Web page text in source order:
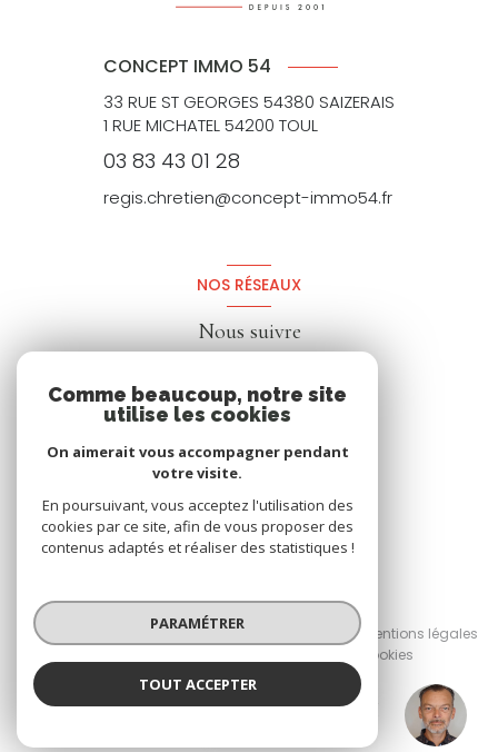
Cédric BERRANGER
CONCEPT IMMO 54
33 RUE ST GEORGES 54380 SAIZERAIS
1 RUE MICHATEL 54200 TOUL
03 83 43 01 28
regis.chretien@concept-immo54.fr
NOS RÉSEAUX
Nous suivre
© 2026 | Tous droits réservés
Nos honoraires
Nos partenaires
Mentions légales
Cookies
Comme beaucoup, notre site
utilise les cookies
On aimerait vous accompagner pendant
votre visite.
En poursuivant, vous acceptez l'utilisation des
cookies par ce site, afin de vous proposer des
contenus adaptés et réaliser des statistiques !
PARAMÉTRER
TOUT ACCEPTER